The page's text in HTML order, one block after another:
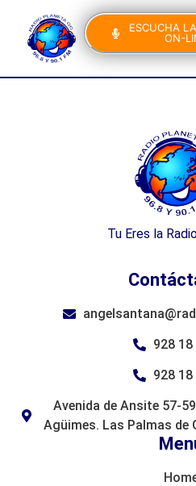
ESCUCHA
ON-
Tu Eres la
928 18
928
Avenida de Ansite 57-
Agüimes. Las Palmas de